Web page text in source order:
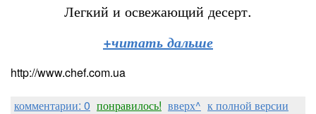
Легкий и освежающий десерт.
+читать дальше
http://www.chef.com.ua
комментарии: 0 понравилось! вверх^ к полной версии